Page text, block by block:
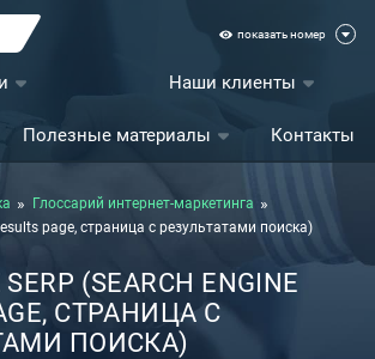
показать номер
Наши клиенты
Полезные материалы Контакты
Глоссарий интернет-маркетинга
page, страница с результатами поиска)
(SEARCH ENGINE
СТРАНИЦА С
ПОИСКА)